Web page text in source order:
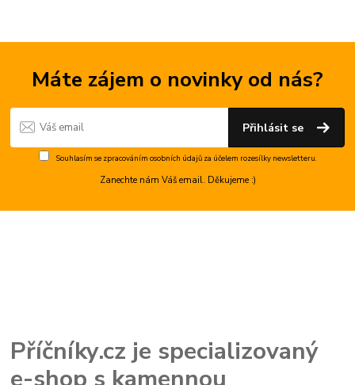
Máte zájem o novinky od nás?
Přihlásit se
Souhlasím se zpracováním osobních údajůza účelem rozesílky newsletteru.
Zanechte nám Váš email. Děkujeme :)
Příčníky.cz je specializovaný